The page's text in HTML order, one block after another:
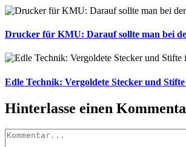
Drucker für KMU: Darauf sollte man bei
Edle Technik: Vergoldete Stecker und
Hinterlasse einen
Kommentar